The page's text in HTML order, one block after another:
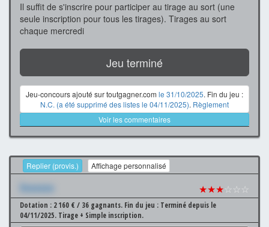
Il suffit de s'inscrire pour participer au tirage au sort (une
seule inscription pour tous les tirages). Tirages au sort
chaque mercredi
Jeu terminé
Jeu-concours ajouté sur toutgagner.com le 31/10/2025. Fin du jeu :
N.C. (a été supprimé des listes le 04/11/2025). Règlement
Voir les commentaires
Replier (provis.) Affichage personnalisé
Xxxxxxx ★★★☆☆☆
Dotation : 2 160 € / 36 gagnants. Fin du jeu : Terminé depuis le
04/11/2025. Tirage + Simple inscription.